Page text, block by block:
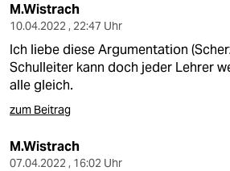
M.Wistrach
10.04.2022 , 22:47 Uhr
Ich liebe diese Argumentation
Schulleiter kann doch jeder Lehrer
alle gleich.
zum Beitrag
M.Wistrach
07.04.2022 , 16:02 Uhr